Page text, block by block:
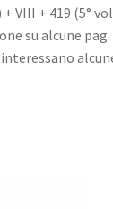
+ VIII + 419 (5°
su alcune